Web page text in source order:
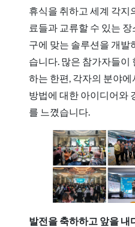
휴식을 취하고 세계 각지
료들과 교류할 수 있는
구에 맞는 솔루션을 개발
습니다. 많은 참가자들이
하는 한편, 각자의 분야
방법에 대한 아이디어와
를 느꼈습니다.
발전을 축하하고 앞을 내